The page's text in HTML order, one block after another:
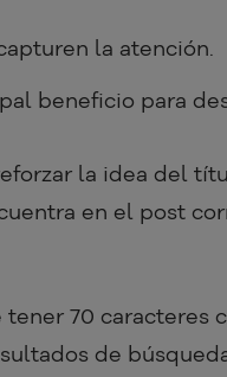
la atención.
beneficio para
la idea del
en el post
70 caracteres
de